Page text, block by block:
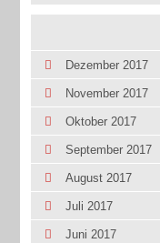
Dezember 2017
November 2017
Oktober 2017
September 2017
August 2017
Juli 2017
Juni 2017